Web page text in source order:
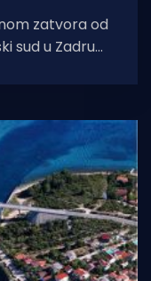
zatvora od
sud u Zadru